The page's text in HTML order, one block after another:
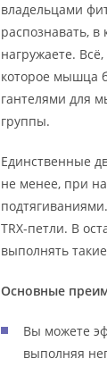
владельцами
распознавать,
нагружаете.
которое мышца
гантелями для
группы.
Единственные
не менее, при
TRX-петли. В
выполнять
Основные
Вы можете
выполняя